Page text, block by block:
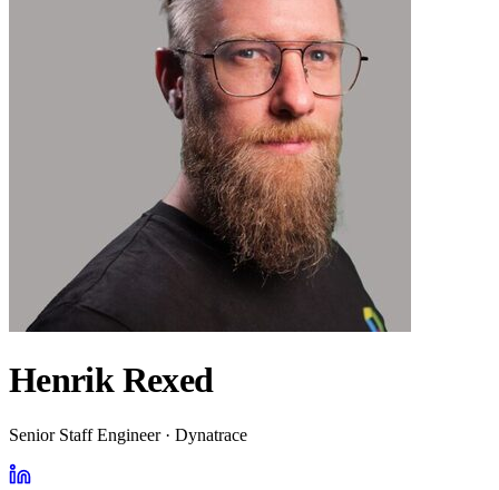
Henrik Rexed
Senior Staff Engineer · Dynatrace